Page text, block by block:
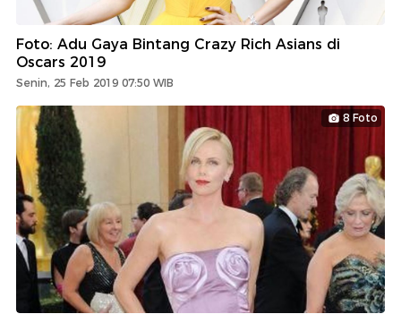
Foto: Adu Gaya Bintang Crazy Rich Asians di
Oscars 2019
Senin, 25 Feb 2019 07:50 WIB
8 Foto